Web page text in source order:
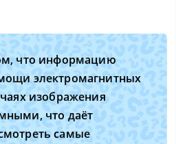
что информацию
электромагнитных
изображения
что даёт
самые